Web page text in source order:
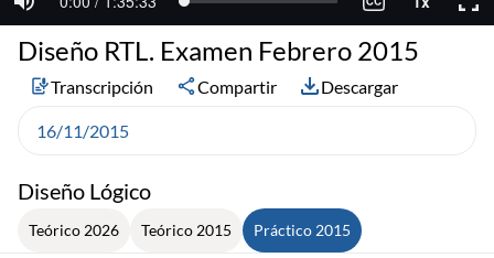
Diseño Lógico
Teórico 2026 Teórico 2015 Práctico 2015
Diseño RTL. Examen Febrero 2015
Transcripción Compartir Descargar
16/11/2015